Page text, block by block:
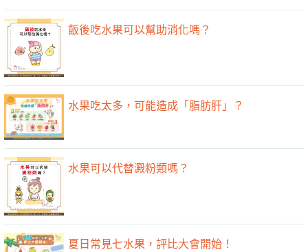
飯後吃水果可以幫助消化嗎？
水果吃太多，可能造成「脂肪肝」？
水果可以代替澱粉類嗎？
夏日常見七水果，評比大會開始！